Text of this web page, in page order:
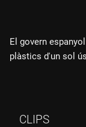
El govern
plàstics d'un sol
CLIPS